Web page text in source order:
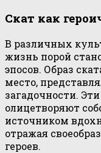
Скат как
В различных
жизнь порой
эпосов. Образ
место,
загадочности.
олицетворяют
источником
отражая
героев.